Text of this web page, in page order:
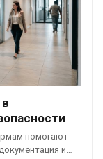
помогают
и…